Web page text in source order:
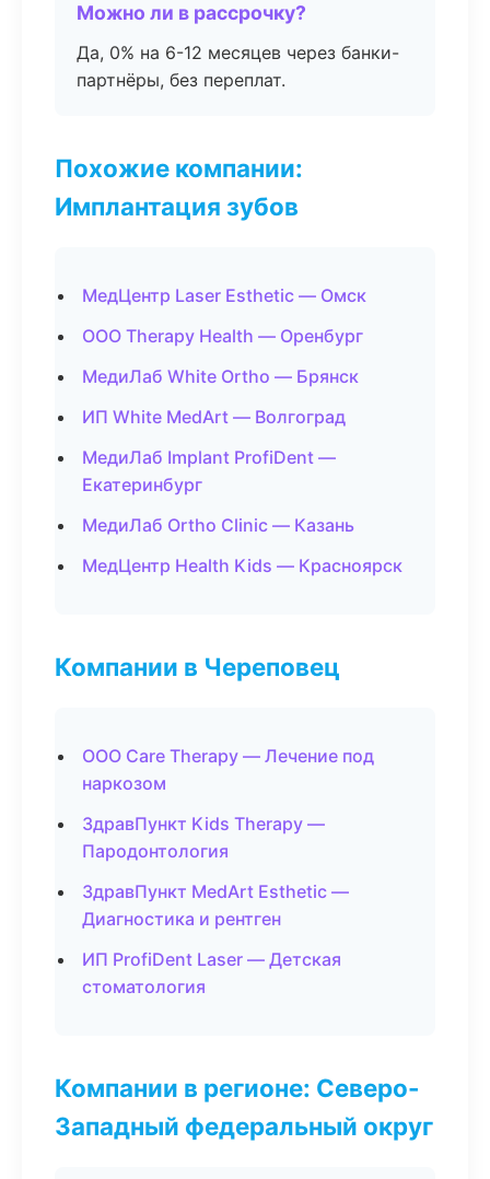
Можно ли в рассрочку?
Да, 0% на 6-12 месяцев через банки-
партнёры, без переплат.
Похожие компании:
Имплантация зубов
МедЦентр Laser Esthetic — Омск
ООО Therapy Health — Оренбург
МедиЛаб White Ortho — Брянск
ИП White MedArt — Волгоград
МедиЛаб Implant ProfiDent —
Екатеринбург
МедиЛаб Ortho Clinic — Казань
МедЦентр Health Kids — Красноярск
Компании в Череповец
ООО Care Therapy — Лечение под
наркозом
ЗдравПункт Kids Therapy —
Пародонтология
ЗдравПункт MedArt Esthetic —
Диагностика и рентген
ИП ProfiDent Laser — Детская
стоматология
Компании в регионе: Северо-
Западный федеральный округ